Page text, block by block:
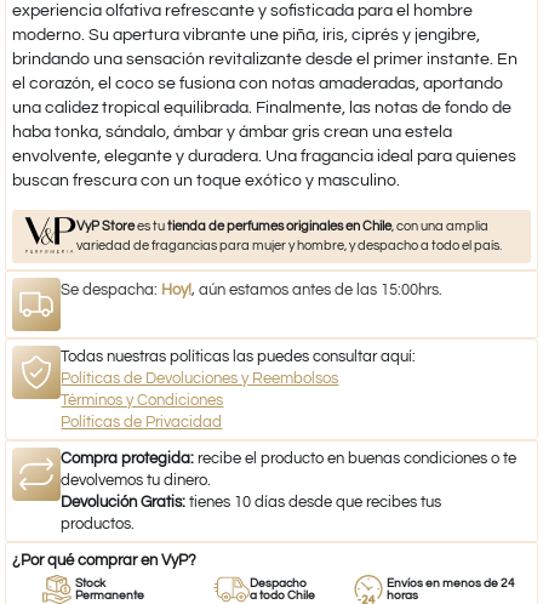
experiencia olfativa refrescante y sofisticada para el hombre
moderno. Su apertura vibrante une piña, iris, ciprés y jengibre,
brindando una sensación revitalizante desde el primer instante. En
el corazón, el coco se fusiona con notas amaderadas, aportando
una calidez tropical equilibrada. Finalmente, las notas de fondo de
haba tonka, sándalo, ámbar y ámbar gris crean una estela
envolvente, elegante y duradera. Una fragancia ideal para quienes
buscan frescura con un toque exótico y masculino.
VyP Storees tutienda de perfumes originales en Chile, con una amplia
variedad de fragancias para mujer y hombre, y despacho a todo el país.
Se despacha: Hoy!, aún estamos antes de las 15:00hrs.
Todas nuestras políticas las puedes consultar aquí:
Políticas de Devoluciones y Reembolsos
Términos y Condiciones
Políticas de Privacidad
Compra protegida: recibe el producto en buenas condiciones o te
devolvemos tu dinero.
Devolución Gratis: tienes 10 días desde que recibes tus
productos.
¿Por qué comprar en VyP?
Stock
Permanente
Despacho
a todo Chile
Envíos en menos de 24
horas